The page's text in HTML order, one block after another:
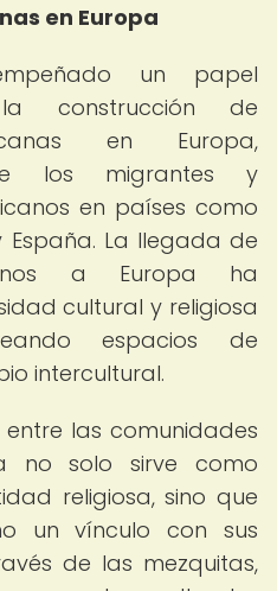
en Europa
un papel
construcción de
en Europa,
los migrantes y
en países como
España. La llegada de
a Europa ha
cultural y religiosa
espacios de
intercultural.
las comunidades
no solo sirve como
religiosa, sino que
un vínculo con sus
de las mezquitas,